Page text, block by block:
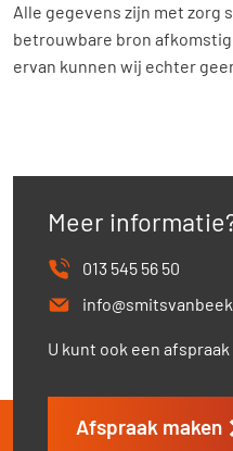
Alle gegevens zijn met zorg
betrouwbare bron
ervan kunnen wij echter
Meer
013 545 56 50
U kunt ook een afspraak
Afspraak maken